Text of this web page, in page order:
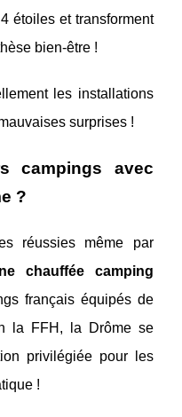
étoiles et transforment
bien-être !
les installations
surprises !
campings avec
?
réussies même par
chauffée camping
français équipés de
la FFH, la Drôme se
privilégiée pour les
!